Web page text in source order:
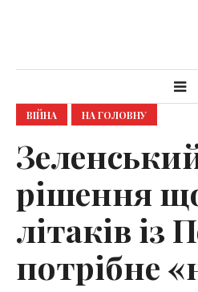
ВІЙНА НА ГОЛОВНУ
рішення
літаків із
потрібне